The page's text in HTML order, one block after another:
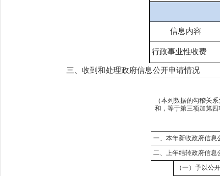
信息内容
行政事业性收费
三、收到和处理政府信息公开申请情况
（本列数据的勾稽关
和，等于第三项加第四
一、本年新收政府信息
二、上年结转政府信息
（一）予以公开